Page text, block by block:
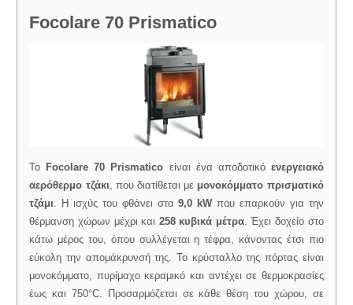
Focolare 70 Prismatico
Το Focolare 70 Prismatico είναι ένα αποδοτικό ενεργειακό
αερόθερμο τζάκι, που διατίθεται με μονοκόμματο πρισματικό
τζάμι. Η ισχύς του φθάνει στα9,0 kW που επαρκούν για την
θέρμανση χώρων μέχρι και 258 κυβικά μέτρα. Έχει δοχείο στο
κάτω μέρος του, όπου συλλέγεται η τέφρα, κάνοντας έτσι πιο
εύκολη την απομάκρυνσή της. Το κρύσταλλο της πόρτας είναι
μονοκόμματο, πυρίμαχο κεραμικό και αντέχει σε θερμοκρασίες
έως και 750°C. Προσαρμόζεται σε κάθε θέση του χώρου, σε